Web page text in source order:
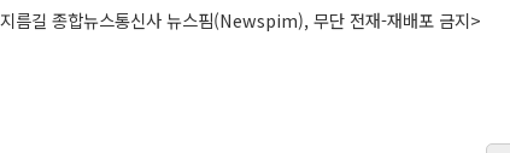
름길 종합뉴스통신사 뉴스핌(Newspim), 무단 전재-재배포 금지>